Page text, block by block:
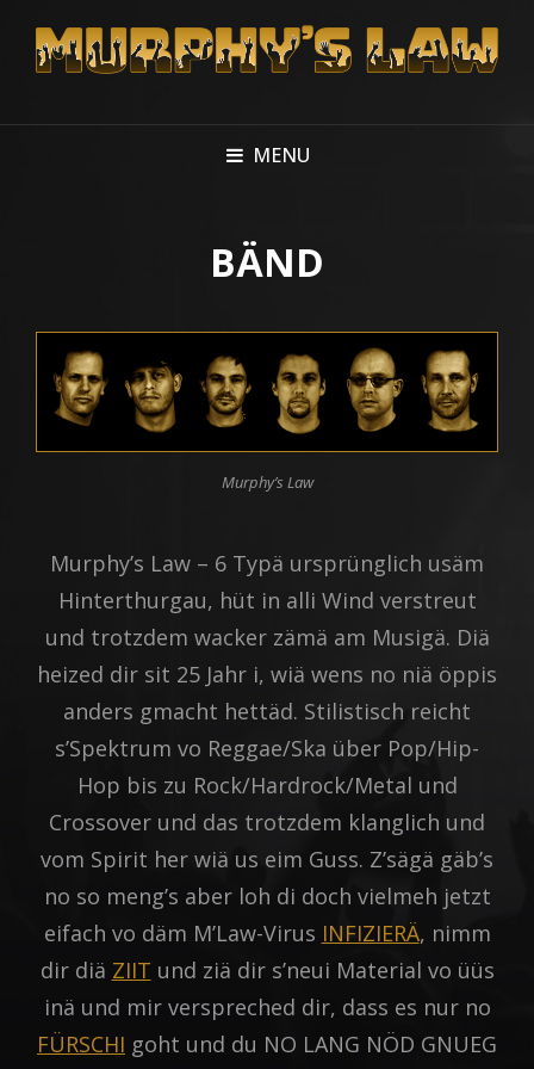
MENU
BÄND
Murphy’s Law
Murphy’s Law – 6 Typä ursprünglich usäm
Hinterthurgau, hüt in alli Wind verstreut
und trotzdem wacker zämä am Musigä. Diä
heized dir sit 25 Jahr i, wiä wens no niä öppis
anders gmacht hettäd. Stilistisch reicht
s’Spektrum vo Reggae/Ska über Pop/Hip-
Hop bis zu Rock/Hardrock/Metal und
Crossover und das trotzdem klanglich und
vom Spirit her wiä us eim Guss. Z’sägä gäb’s
no so meng’s aber loh di doch vielmeh jetzt
eifach vo däm M’Law-Virus INFIZIERÄ, nimm
dir diä ZIIT und ziä dir s’neui Material vo üüs
inä und mir verspreched dir, dass es nur no
FÜRSCHI goht und du NO LANG NÖD GNUEG